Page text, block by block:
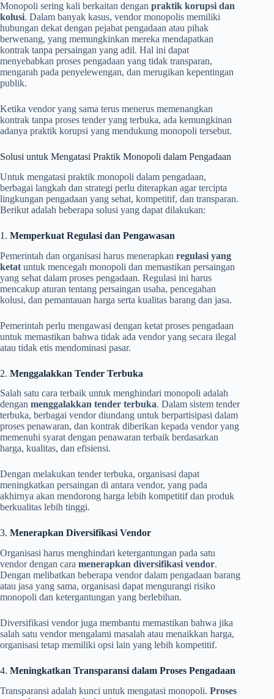
Monopoli sering kali berkaitan dengan praktik korupsi dan
kolusi. Dalam banyak kasus, vendor monopolis memiliki
hubungan dekat dengan pejabat pengadaan atau pihak
berwenang, yang memungkinkan mereka mendapatkan
kontrak tanpa persaingan yang adil. Hal ini dapat
menyebabkan proses pengadaan yang tidak transparan,
mengarah pada penyelewengan, dan merugikan kepentingan
publik.
Ketika vendor yang sama terus menerus memenangkan
kontrak tanpa proses tender yang terbuka, ada kemungkinan
adanya praktik korupsi yang mendukung monopoli tersebut.
Solusi untuk Mengatasi Praktik Monopoli dalam Pengadaan
Untuk mengatasi praktik monopoli dalam pengadaan,
berbagai langkah dan strategi perlu diterapkan agar tercipta
lingkungan pengadaan yang sehat, kompetitif, dan transparan.
Berikut adalah beberapa solusi yang dapat dilakukan:
1. Memperkuat Regulasi dan Pengawasan
Pemerintah dan organisasi harus menerapkan regulasi yang
ketat untuk mencegah monopoli dan memastikan persaingan
yang sehat dalam proses pengadaan. Regulasi ini harus
mencakup aturan tentang persaingan usaha, pencegahan
kolusi, dan pemantauan harga serta kualitas barang dan jasa.
Pemerintah perlu mengawasi dengan ketat proses pengadaan
untuk memastikan bahwa tidak ada vendor yang secara ilegal
atau tidak etis mendominasi pasar.
2. Menggalakkan Tender Terbuka
Salah satu cara terbaik untuk menghindari monopoli adalah
dengan menggalakkan tender terbuka. Dalam sistem tender
terbuka, berbagai vendor diundang untuk berpartisipasi dalam
proses penawaran, dan kontrak diberikan kepada vendor yang
memenuhi syarat dengan penawaran terbaik berdasarkan
harga, kualitas, dan efisiensi.
Dengan melakukan tender terbuka, organisasi dapat
meningkatkan persaingan di antara vendor, yang pada
akhirnya akan mendorong harga lebih kompetitif dan produk
berkualitas lebih tinggi.
3. Menerapkan Diversifikasi Vendor
Organisasi harus menghindari ketergantungan pada satu
vendor dengan cara menerapkan diversifikasi vendor.
Dengan melibatkan beberapa vendor dalam pengadaan barang
atau jasa yang sama, organisasi dapat mengurangi risiko
monopoli dan ketergantungan yang berlebihan.
Diversifikasi vendor juga membantu memastikan bahwa jika
salah satu vendor mengalami masalah atau menaikkan harga,
organisasi tetap memiliki opsi lain yang lebih kompetitif.
4. Meningkatkan Transparansi dalam Proses Pengadaan
Transparansi adalah kunci untuk mengatasi monopoli. Proses